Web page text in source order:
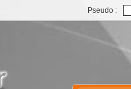
Pseudo :